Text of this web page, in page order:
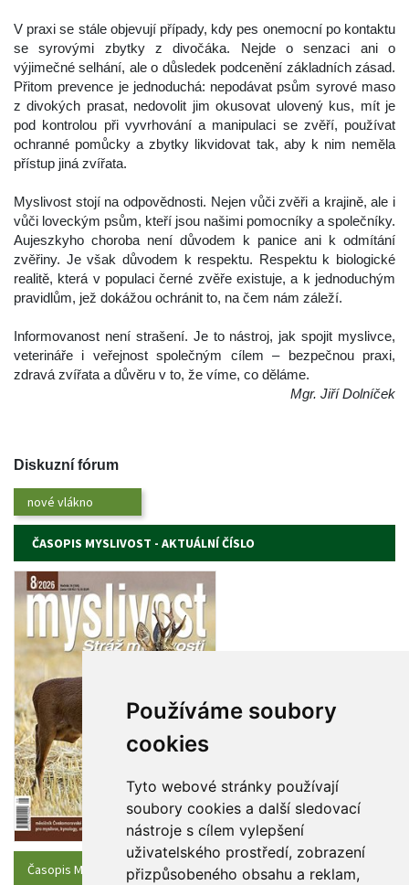
Používáme soubory
cookie
Tyto webové stránky používají
oubory cookies a další sledovací
nástroje s cílem vylepšení
uživatelského prostředí, zobrazení
přizpůsobeného obsahu a reklam,
V praxi se stále objevují případy, kdy pes onemocní po kontaktu
e syrovými zbytky z divočáka. Nejde o senzaci ani o
výjimečné selhání, ale o důsledek podcenění základních zásad.
Přitom prevence je jednoduchá: nepodávat psům syrové maso
z divokých prasat, nedovolit jim okusovat ulovený kus, mít je
pod kontrolou při vyvrhování a manipulaci se zvěří, používat
ochranné pomůcky a zbytky likvidovat tak, aby k nim neměla
přístup jiná zvířata.
Myslivost stojí na odpovědnosti. Nejen vůči zvěři a krajině, ale i
vůči loveckým psům, kteří jsou našimi pomocníky a společníky.
Aujeszkyho choroba není důvodem k panice ani k odmítání
zvěřiny. Je však důvodem k respektu. Respektu k biologické
realitě, která v populaci černé zvěře existuje, a k jednoduchým
pravidlům, jež dokážou ochránit to, na čem nám záleží.
Informovanost není strašení. Je to nástroj, jak spojit myslivce,
veterináře i veřejnost společným cílem – bezpečnou praxi,
zdravá zvířata a důvěru v to, že víme, co děláme.
Mgr. Jiří Dolníček
Diskuzní fórum
nové vlákno
ČASOPIS MYSLIVOST - AKTUÁLNÍ ČÍSLO
Časopis Myslivost - Aktuální číslo